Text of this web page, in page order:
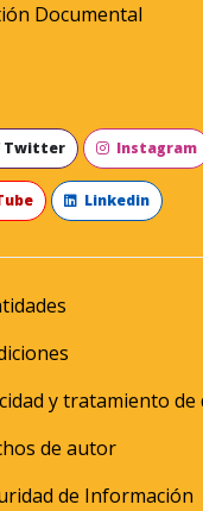
Documental
Twitter Instagram
Linkedin
y tratamiento
de autor
de Información